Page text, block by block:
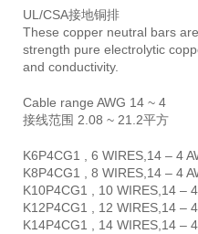
UL/CSA接地铜排
These copper neutral bars
strength pure electrolytic
and conductivity.
Cable range AWG 14 ~ 4
接线范围 2.08 ~ 21.2平方
K6P4CG1 , 6 WIRES,14 – 4
K8P4CG1 , 8 WIRES,14 – 4
K10P4CG1 , 10 WIRES,14 –
K12P4CG1 , 12 WIRES,14 –
K14P4CG1 , 14 WIRES,14 –